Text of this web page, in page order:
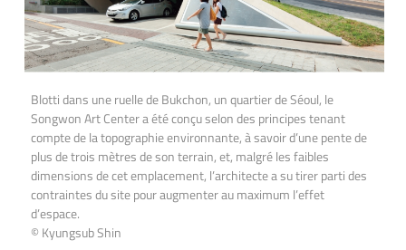
Blotti dans une ruelle de Bukchon, un quartier de Séoul, le
Songwon Art Center a été conçu selon des principes tenant
compte de la topographie environnante, à savoir d’une pente de
plus de trois mètres de son terrain, et, malgré les faibles
dimensions de cet emplacement, l’architecte a su tirer parti des
contraintes du site pour augmenter au maximum l’effet
d’espace.
© Kyungsub Shin